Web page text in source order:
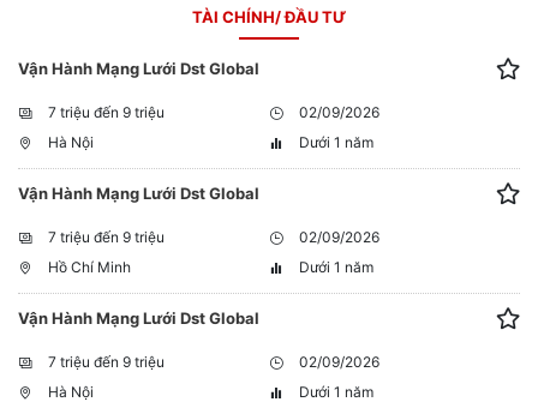
TÀI CHÍNH/ ĐẦU TƯ
Vận Hành Mạng Lưới Dst Global
7 triệu đến 9 triệu
02/09/2026
Hà Nội
Dưới 1 năm
Vận Hành Mạng Lưới Dst Global
7 triệu đến 9 triệu
02/09/2026
Hồ Chí Minh
Dưới 1 năm
Vận Hành Mạng Lưới Dst Global
7 triệu đến 9 triệu
02/09/2026
Hà Nội
Dưới 1 năm